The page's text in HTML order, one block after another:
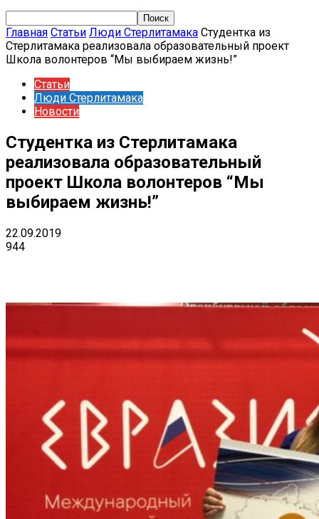
Главная Статьи Люди Стерлитамака Студентка из
Стерлитамака реализовала образовательный проект
Школа волонтеров “Мы выбираем жизнь!”
Статьи
Люди Стерлитамака
Новости
Студентка из Стерлитамака
реализовала образовательный
проект Школа волонтеров “Мы
выбираем жизнь!”
22.09.2019
944